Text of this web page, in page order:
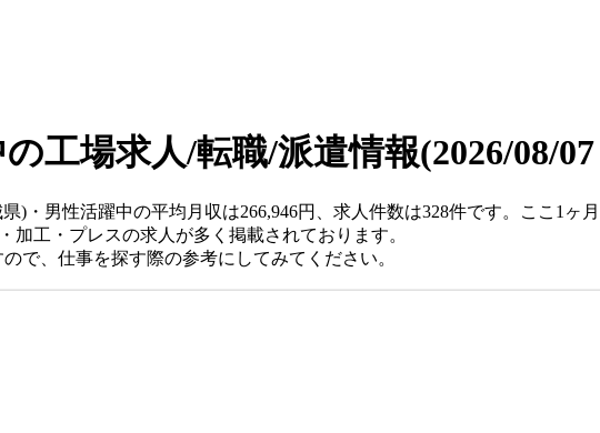
工場求人/転職/派遣情報(2026/08/
)・男性活躍中の平均月収は266,946円、求人件数は328件です。ここ1ヶ
工・プレスの求人が多く掲載されております。
で、仕事を探す際の参考にしてみてください。